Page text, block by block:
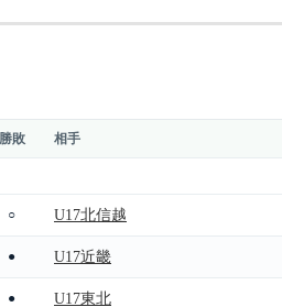
勝敗 相手
○ U17北信越
● U17近畿
● U17東北